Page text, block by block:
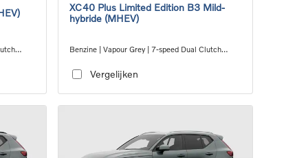
XC40 Plus Limited Edition B3 Mild-
hybride (MHEV)
Benzine | Vapour Grey | 7-speed Dual Clutch
Vergelijken